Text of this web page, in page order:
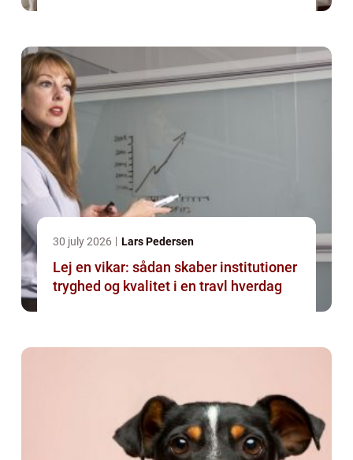
30 july 2026 Lars Pedersen
Lej en vikar: sådan skaber institutioner
tryghed og kvalitet i en travl hverdag